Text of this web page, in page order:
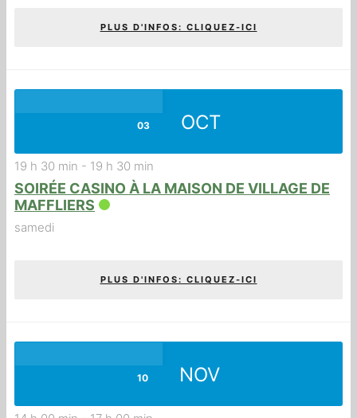
PLUS D'INFOS: CLIQUEZ-ICI
03 OCT
19 h 30 min - 19 h 30 min
SOIRÉE CASINO À LA MAISON DE VILLAGE DE
MAFFLIERS
samedi
PLUS D'INFOS: CLIQUEZ-ICI
10 NOV